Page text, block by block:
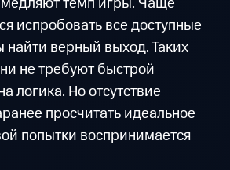
испробовать все доступные
найти верный выход. Таких
не требуют быстрой
логика. Но отсутствие
просчитать идеальное
попытки воспринимается